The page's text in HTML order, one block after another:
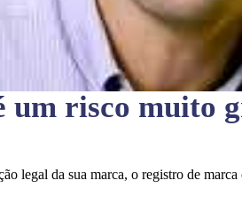
um risco muito
legal da sua marca, o registro de